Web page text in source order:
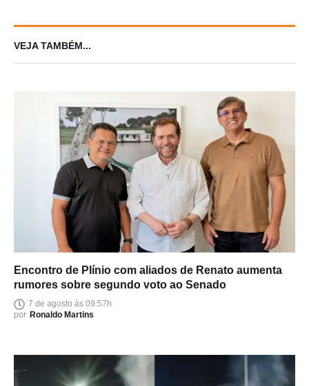
VEJA TAMBÉM...
Encontro de Plínio com aliados de Renato aumenta
rumores sobre segundo voto ao Senado
7 de agosto às 09:57h
por Ronaldo Martins